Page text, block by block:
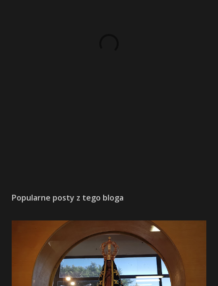
Popularne posty z tego bloga